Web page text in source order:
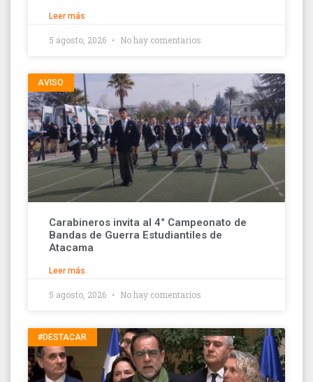
Leer más
5 agosto, 2026 No hay comentarios
AVISO
Carabineros invita al 4° Campeonato de
Bandas de Guerra Estudiantiles de
Atacama
Leer más
5 agosto, 2026 No hay comentarios
#DESTACAR